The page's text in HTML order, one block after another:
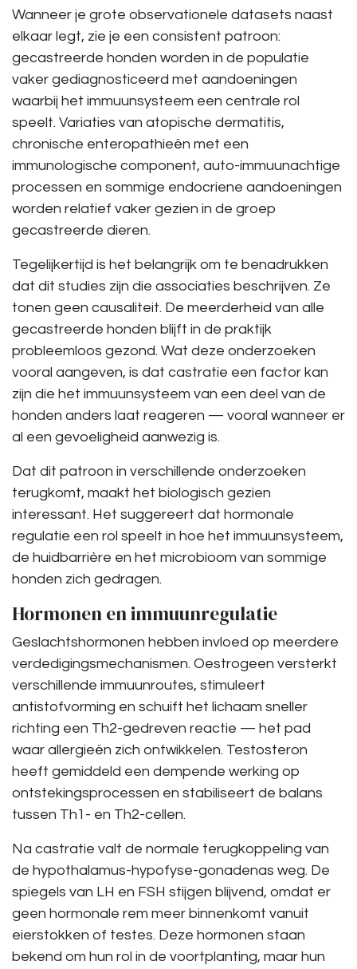
Wanneer je grote observationele datasets naast
elkaar legt, zie je een consistent patroon:
gecastreerde honden worden in de populatie
vaker gediagnosticeerd met aandoeningen
waarbij het immuunsysteem een centrale rol
speelt. Variaties van atopische dermatitis,
chronische enteropathieën met een
immunologische component, auto-immuunachtige
processen en sommige endocriene aandoeningen
worden relatief vaker gezien in de groep
gecastreerde dieren.
Tegelijkertijd is het belangrijk om te benadrukken
dat dit studies zijn die associaties beschrijven. Ze
tonen geen causaliteit. De meerderheid van alle
gecastreerde honden blijft in de praktijk
probleemloos gezond. Wat deze onderzoeken
vooral aangeven, is dat castratie een factor kan
zijn die het immuunsysteem van een deel van de
honden anders laat reageren — vooral wanneer er
al een gevoeligheid aanwezig is.
Dat dit patroon in verschillende onderzoeken
terugkomt, maakt het biologisch gezien
interessant. Het suggereert dat hormonale
regulatie een rol speelt in hoe het immuunsysteem,
de huidbarrière en het microbioom van sommige
honden zich gedragen.
Hormonen en immuunregulatie
Geslachtshormonen hebben invloed op meerdere
verdedigingsmechanismen. Oestrogeen versterkt
verschillende immuunroutes, stimuleert
antistofvorming en schuift het lichaam sneller
richting een Th2-gedreven reactie — het pad
waar allergieën zich ontwikkelen. Testosteron
heeft gemiddeld een dempende werking op
ontstekingsprocessen en stabiliseert de balans
tussen Th1- en Th2-cellen.
Na castratie valt de normale terugkoppeling van
de hypothalamus-hypofyse-gonadenas weg. De
spiegels van LH en FSH stijgen blijvend, omdat er
geen hormonale rem meer binnenkomt vanuit
eierstokken of testes. Deze hormonen staan
bekend om hun rol in de voortplanting, maar hun